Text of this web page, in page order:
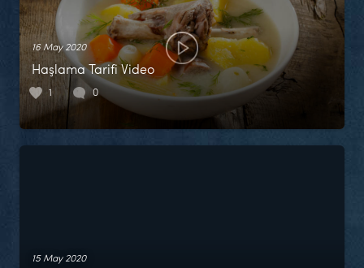
16 May 2020
Haşlama Tarifi Video
1 0
15 May 2020